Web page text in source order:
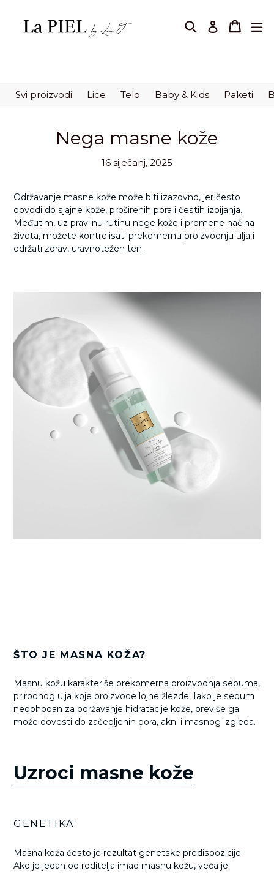
sadržaj.
PretražiPrijavi se
korpa
korpa
Svi proizvodi Lice Telo Baby & Kids Paketi
Nega masne kože
16 siječanj, 2025
Održavanje masne kože može biti izazovno, jer često
dovodi do sjajne kože, proširenih pora i čestih izbijanja.
Međutim, uz pravilnu rutinu nege kože i promene načina
života, možete kontrolisati prekomernu proizvodnju ulja i
održati zdrav, uravnotežen ten.
ŠTO JE MASNA KOŽA?
Masnu kožu karakteriše prekomerna proizvodnja sebuma,
prirodnog ulja koje proizvode lojne žlezde. Iako je sebum
neophodan za održavanje hidratacije kože, previše ga
može dovesti do začepljenih pora, akni i masnog izgleda.
Uzroci masne kože
GENETIKA:
Masna koža često je rezultat genetske predispozicije.
Ako je jedan od roditelja imao masnu kožu, veća je